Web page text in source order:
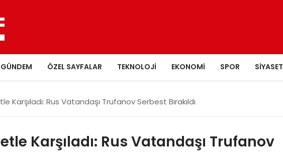
GÜNDEM ÖZEL SAYFALAR TEKNOLOJI EKONOMI SPOR SIYASET
Karşıladı: Rus Vatandaşı Trufanov Serbest Bırakıldı
Karşıladı: Rus Vatandaşı Trufanov